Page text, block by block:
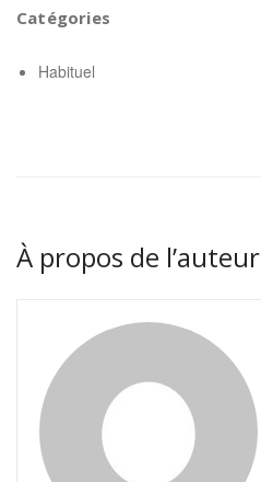
Catégories
Habituel
À propos de l’auteur